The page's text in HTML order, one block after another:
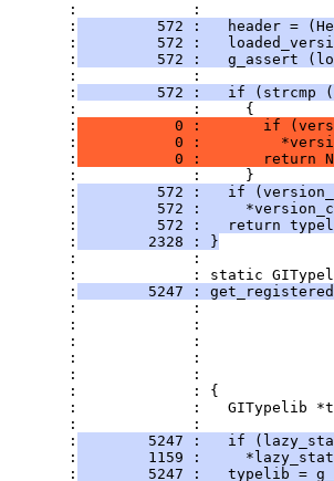
:             :
:
572 :   header =
:
572 :
:
572 :   g_assert
:             :
:
572 :   if (strcmp
:             :     {
:
0 :       if
:
0 :
:
0 :       return
:             :     }
:
572 :   if
:
572 :
:
572 :   return
:
        2328 : }
:             :
:             : static
:
5247 :
:             :
:             :
:             :
:             :
:             :
:             : {
:             :   GITypelib
:             :
:
5247 :   if
:
1159 :
:
5247 :   typelib =